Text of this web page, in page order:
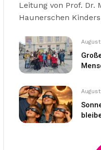
Leitung von Prof. Dr.
Haunerschen